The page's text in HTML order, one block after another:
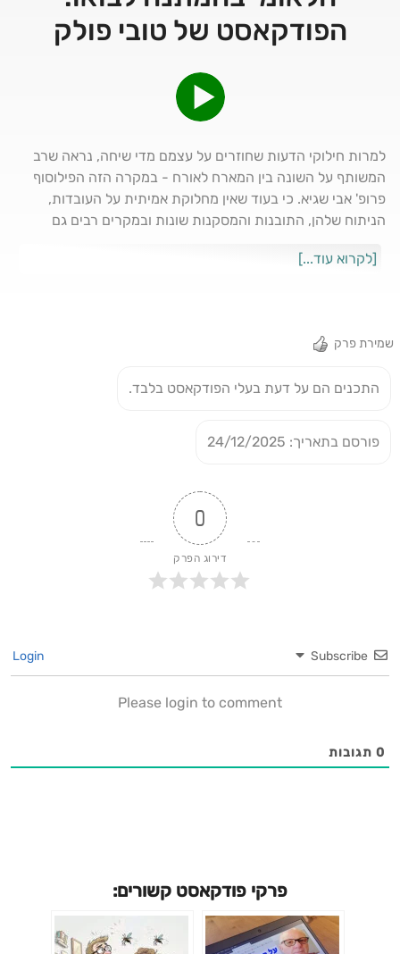
הפודקאסט של טובי פולק
למרות חילוקי הדעות שחוזרים על עצמם מדי שיחה, נראה שרב
המשותף על השונה בין המארח לאורח - במקרה הזה הפילוסוף
פרופ' אבי שגיא. כי בעוד שאין מחלוקת אמיתית על העובדות,
הניתוח שלהן, התובנות והמסקנות שונות ובמקרים רבים גם
שההפגנות והמחאות פסקו כמעט לחלוטין; הם גם ממשיך
לתמורות גלויות. הוא מסכים עם הקביעה שהדמוקרטיה המקומית
דיקטטורה. והראיה: אנחנו עדיין יכולים לדבר עליה. מוזמנים
[לקרוא עוד...]
שמירת פרק
התכנים הם על דעת בעלי הפודקאסט בלבד.
פורסם בתאריך: 24/12/2025
0
דירוג הפרק
Subscribe
Please login to comment
0 תגובות
פרקי פודקאסט קשורים: